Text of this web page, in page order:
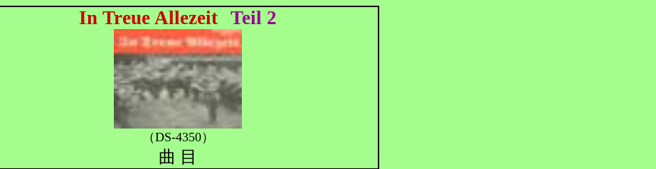
In Treue Allezeit Teil 2
（DS-4350）
曲 目